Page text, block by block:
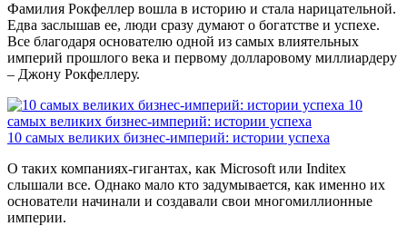
Фамилия Рокфеллер вошла в историю и стала нарицательной.
Едва заслышав ее, люди сразу думают о богатстве и успехе.
Все благодаря основателю одной из самых влиятельных
империй прошлого века и первому долларовому миллиардеру
– Джону Рокфеллеру.
10
самых великих бизнес-империй: истории успеха
10 самых великих бизнес-империй: истории успеха
О таких компаниях-гигантах, как Microsoft или Inditex
слышали все. Однако мало кто задумывается, как именно их
основатели начинали и создавали свои многомиллионные
империи.